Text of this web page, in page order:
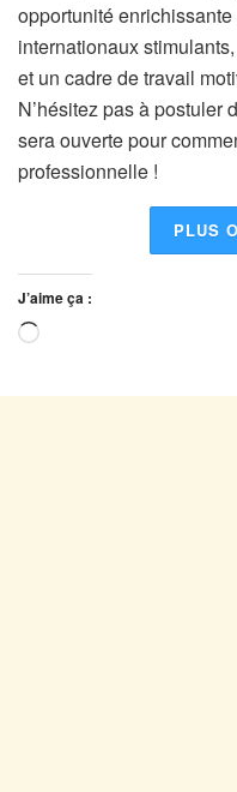
opportunité enrichissante
internationaux
et un cadre de travail
N’hésitez pas à postuler
sera ouverte pour
professionnelle !
PLUS
J’aime ça :